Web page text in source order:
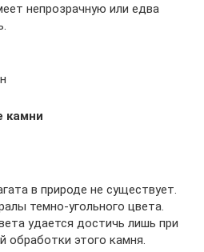
непрозрачную или едва
камни
в природе не существует.
темно-угольного цвета.
удается достичь лишь при
обработки этого камня.